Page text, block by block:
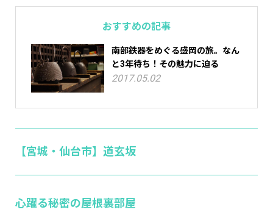
おすすめの記事
南部鉄器をめぐる盛岡の旅。なん
と3年待ち！その魅力に迫る
2017.05.02
【宮城・仙台市】道玄坂
心躍る秘密の屋根裏部屋